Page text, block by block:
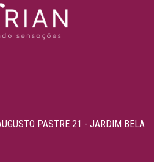
PASTRE 21 - JARDIM BELA